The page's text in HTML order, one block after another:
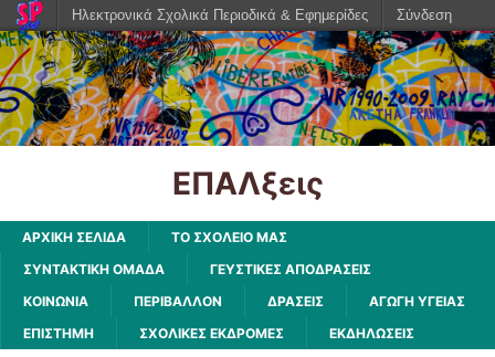
ΕΠΑΛξεις
ΑΡΧΙΚΗ ΣΕΛΙΔΑ
ΤΟ ΣΧΟΛΕΙΟ ΜΑΣ
ΣΥΝΤΑΚΤΙΚΗ ΟΜΑΔΑ
ΓΕΥΣΤΙΚΕΣ ΑΠΟΔΡΑΣΕΙΣ
ΚΟΙΝΩΝΙΑ
ΠΕΡΙΒΑΛΛΟΝ ΔΡΑΣΕΙΣ
ΑΓΩΓΗ ΥΓΕΙΑΣ
ΕΠΙΣΤΗΜΗ
ΣΧΟΛΙΚΕΣ ΕΚΔΡΟΜΕΣ ΕΚΔΗΛΩΣΕΙΣ
Ηλεκτρονικά Σχολικά Περιοδικά & Εφημερίδες Σύνδεση